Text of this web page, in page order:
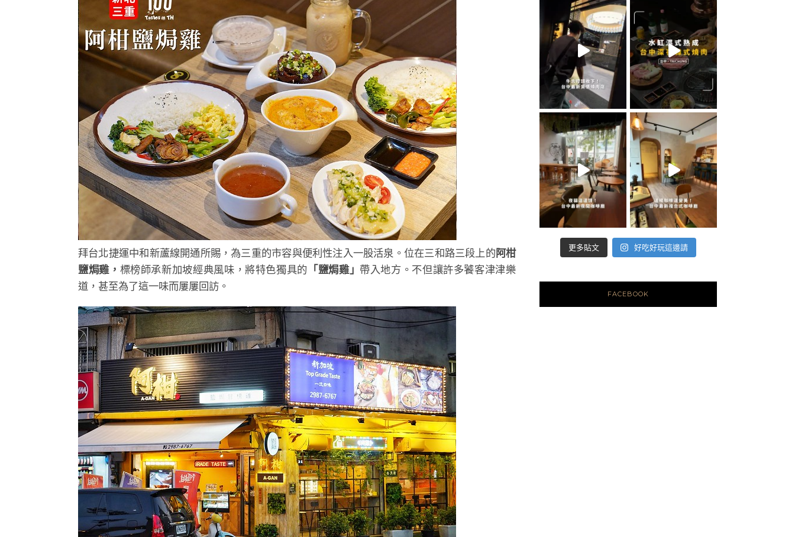
拜台北捷運中和新蘆線開通所賜，為三重的市容與便利性注入一股活泉。位在三和路三段上的阿柑
鹽焗雞， 標榜師承新加坡經典風味，將特色獨具的 「鹽焗雞」 帶入地方。不但讓許多饕客津津樂
道，甚至為了這一味而屢屢回訪。
更多貼文 好吃好玩這邊請
FACEBOOK